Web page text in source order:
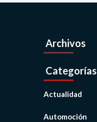
Archivos
Categorías
Actualidad
Automoción